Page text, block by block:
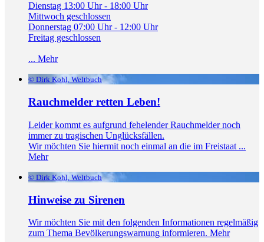
Dienstag 13:00 Uhr - 18:00 Uhr
Mittwoch geschlossen
Donnerstag 07:00 Uhr - 12:00 Uhr
Freitag geschlossen
... Mehr
© Dirk Kohl, Weltbuch
Rauchmelder retten Leben!
Leider kommt es aufgrund fehelender Rauchmelder noch
immer zu tragischen Unglücksfällen.
Wir möchten Sie hiermit noch einmal an die im Freistaat ...
Mehr
© Dirk Kohl, Weltbuch
Hinweise zu Sirenen
Wir möchten Sie mit den folgenden Informationen regelmäßig
zum Thema Bevölkerungswarnung informieren. Mehr